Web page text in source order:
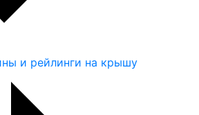
и рейлинги на крышу